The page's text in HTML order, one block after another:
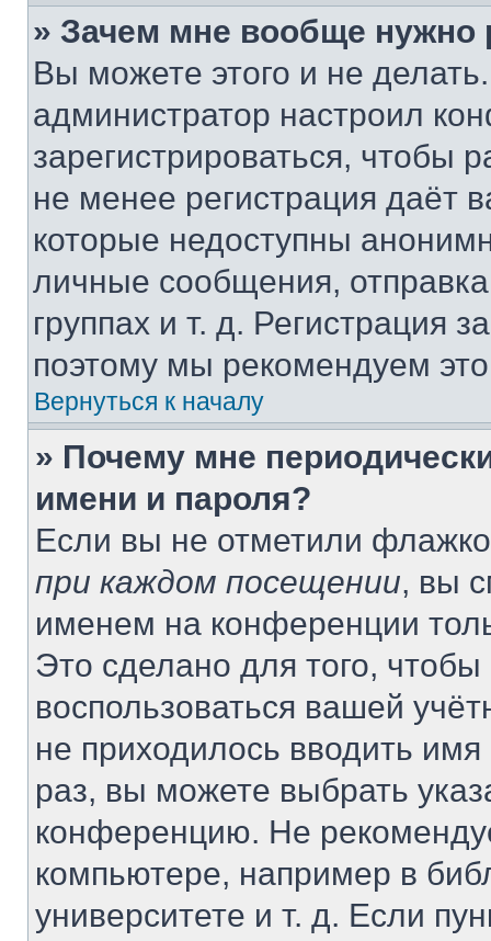
» Зачем мне вообще нужно
Вы можете этого и не
администратор настроил
зарегистрироваться, чтобы
не менее регистрация даёт
которые недоступны
личные сообщения,
группах и т. д. Регистрация
поэтому мы рекомендуем
Вернуться к началу
» Почему мне
имени и пароля?
Если вы не отметили
при каждом посещении, вы
именем на конференции
Это сделано для того, чтобы
воспользоваться вашей
не приходилось вводить
раз, вы можете выбрать
конференцию. Не
компьютере, например в
университете и т. д. Если